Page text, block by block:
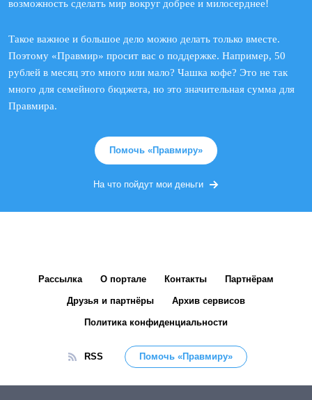
возможность сделать мир вокруг добрее и милосерднее!
Такое важное и большое дело можно делать только вместе.
Поэтому «Правмир» просит вас о поддержке. Например, 50
рублей в месяц это много или мало? Чашка кофе? Это не так
много для семейного бюджета, но это значительная сумма для
Правмира.
Помочь «Правмиру»
На что пойдут мои деньги
Рассылка О портале Контакты Партнёрам
Друзья и партнёры Архив сервисов
Политика конфиденциальности
RSS Помочь «Правмиру»